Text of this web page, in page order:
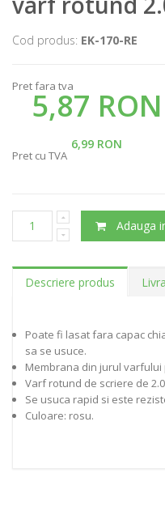
Cod produs: EK-170-RE
Pret fara tva
5,87 RON
6,99 RON
Pret cu TVA
Adauga
Descriere produs
Poate fi lasat fara capac
sa se usuce.
Membrana din jurul
Varf rotund de scriere de
Se usuca rapid si este
Culoare: rosu.